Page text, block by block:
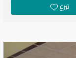
تبرع